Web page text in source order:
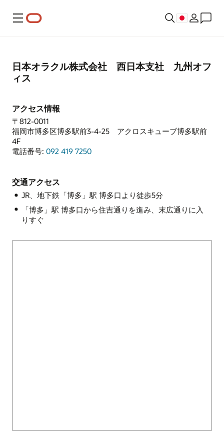
メニュー
日本オラクル株式会社 西日本支社 九州オフ
ィス
アクセス情報
〒812-0011
福岡市博多区博多駅前3-4-25 アクロスキューブ博多駅前
4F
電話番号: 092 419 7250
交通アクセス
JR、地下鉄「博多」駅 博多口より徒歩5分
「博多」駅 博多口から住吉通りを進み、末広通りに入
りすぐ